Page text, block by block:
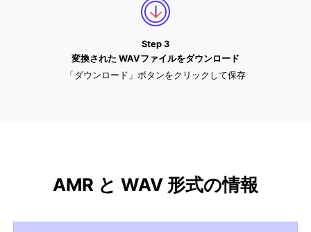
Step 3
変換された WAVファイルをダウンロード
「ダウンロード」ボタンをクリックして保存
AMR と WAV 形式の情報